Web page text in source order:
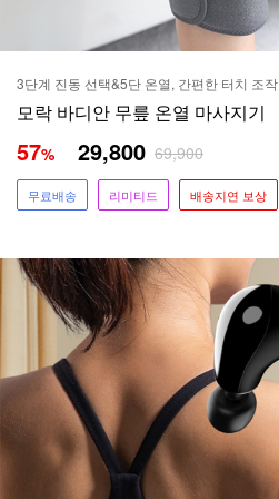
3단계 진동 선택&5단 온열, 간편한 터치 조작
모락 바디안 무릎 온열 마사지기
57% 29,800 69,900
무료배송 리미티드 배송지연 보상